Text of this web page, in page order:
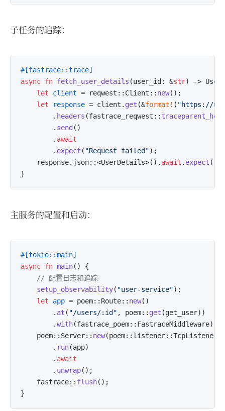
子任务的追踪：
#[fastrace::trace]
async fn fetch_user_details (user_id: &str) ->
let
client = reqwest::Client:: new();
let
response = client. get (&format! ( "https://
        .
headers (fastrace_reqwest::
        .
send ()
        .
await
        .
expect ( "Request failed");
    response.json::<UserDetails>().
await . expect (
主服务的配置和启动：
#[tokio::main]
async fn main() {
// 配置日志和追踪
setup_observability( "user-service");
let
app = poem::Route:: new()
        .
at ( "/users/:id" , poem:: get (get_user))
        .
with(fastrace_poem::FastraceMiddleware);
    poem::Server::
new(poem::listener::TcpListener::
        .
run(app)
        .
await
        .
unwrap();
    fastrace::
flush();